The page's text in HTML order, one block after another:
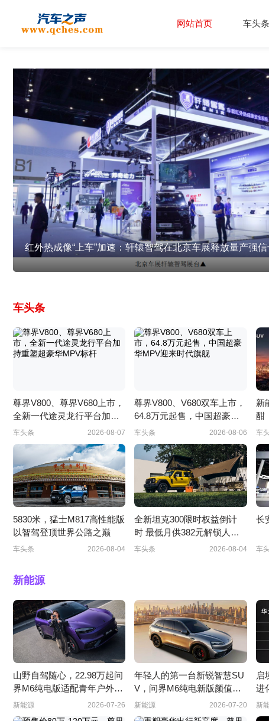
网站首页 车头条
红外热成像“上车”加速：轩辕智驾在北京车展释放量产强
车头条
尊界V800、尊界V680上市，
全新一代途灵龙行平台加持
重塑超豪华MPV标杆
车头条 2026-08-07
尊界V800、V680双车上市，
64.8万元起售，中国超豪华
MPV迎来时代旗舰
车头条 2026-08-06
新
酣
车
5830米，猛士M817高性能版
以智驾登顶世界公路之巅
车头条 2026-08-04
全新坦克300限时权益倒计
时 最低月供382元解锁人生
大玩具
车头条 2026-08-04
长
车
新能源
山野自驾随心，22.98万起问
界M6纯电版适配青年户外出
行
新能源 2026-07-26
年轻人的第一台新锐智慧SU
V，问界M6纯电新版颜值与
实力并存
新能源 2026-07-20
启
进
衡
新